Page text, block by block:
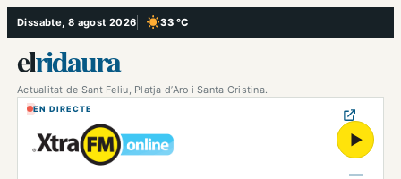
Vés
al
contingut
Dissabte, 8 agost 2026 33 °C
, Cel serè
elridaura
Actualitat de Sant Feliu, Platja d’Aro i Santa Cristina.
EN DIRECTE
▶